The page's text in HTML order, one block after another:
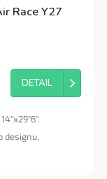
Race Y27
DETAIL
designu,